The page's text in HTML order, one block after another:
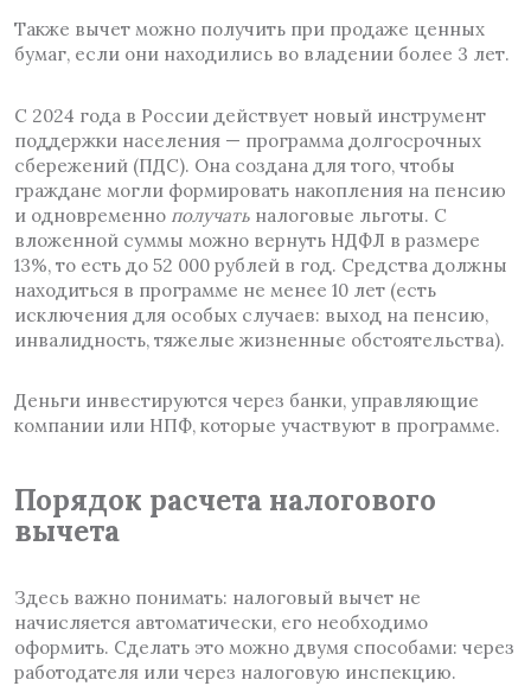
Также вычет можно получить при продаже ценных
бумаг, если они находились во владении более 3 лет.
С 2024 года в России действует новый инструмент
поддержки населения — программа долгосрочных
сбережений (ПДС). Она создана для того, чтобы
граждане могли формировать накопления на пенсию
и одновременно получать налоговые льготы. С
вложенной суммы можно вернуть НДФЛ в размере
13%, то есть до 52 000 рублей в год. Средства должны
находиться в программе не менее 10 лет (есть
исключения для особых случаев: выход на пенсию,
инвалидность, тяжелые жизненные обстоятельства).
Деньги инвестируются через банки, управляющие
компании или НПФ, которые участвуют в программе.
Порядок расчета налогового
вычета
Здесь важно понимать: налоговый вычет не
начисляется автоматически, его необходимо
оформить. Сделать это можно двумя способами: через
работодателя или через налоговую инспекцию.